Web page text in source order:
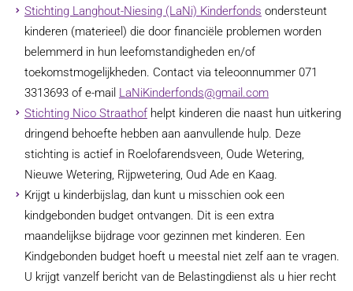
Stichting Langhout-Niesing (LaNi) Kinderfonds ondersteunt
kinderen (materieel) die door financiële problemen worden
belemmerd in hun leefomstandigheden en/of
toekomstmogelijkheden. Contact via teleoonnummer 071
3313693 of e-mail LaNiKinderfonds@gmail.com
Stichting Nico Straathofhelpt kinderen die naast hun uitkering
dringend behoefte hebben aan aanvullende hulp. Deze
stichting is actief in Roelofarendsveen, Oude Wetering,
Nieuwe Wetering, Rijpwetering, Oud Ade en Kaag.
Krijgt u kinderbijslag, dan kunt u misschien ook een
kindgebonden budget ontvangen. Dit is een extra
maandelijkse bijdrage voor gezinnen met kinderen. Een
Kindgebonden budget hoeft u meestal niet zelf aan te vragen.
U krijgt vanzelf bericht van de Belastingdienst als u hier recht